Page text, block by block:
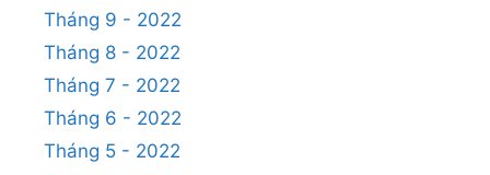
Tháng 9 - 2022
Tháng 8 - 2022
Tháng 7 - 2022
Tháng 6 - 2022
Tháng 5 - 2022